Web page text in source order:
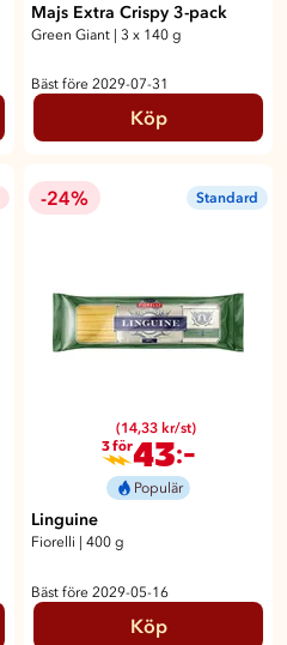
Majs Extra Crispy 3-pack
Green Giant | 3 x 140 g
Bäst före 2029-07-31
Köp
-24% Standard
(14,33 kr/st)
3 för43:-
Populär
Linguine
Fiorelli 400 g
Bäst före 2029-05-16
Köp